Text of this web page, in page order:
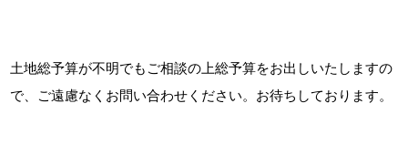
土地総予算が不明でもご相談の上総予算をお出しいたしますの
で、ご遠慮なくお問い合わせください。お待ちしております。